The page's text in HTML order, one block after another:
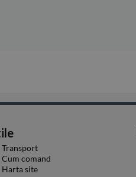
Transport
Cum comand
Harta site